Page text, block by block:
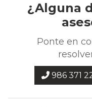
¿Alguna
Ponte en
986 371